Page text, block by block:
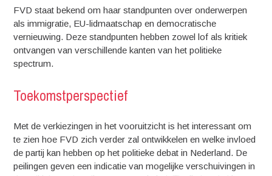
FVD staat bekend om haar standpunten over onderwerpen
als immigratie, EU-lidmaatschap en democratische
vernieuwing. Deze standpunten hebben zowel lof als kritiek
ontvangen van verschillende kanten van het politieke
spectrum.
Toekomstperspectief
Met de verkiezingen in het vooruitzicht is het interessant om
te zien hoe FVD zich verder zal ontwikkelen en welke invloed
de partij kan hebben op het politieke debat in Nederland. De
peilingen geven een indicatie van mogelijke verschuivingen in